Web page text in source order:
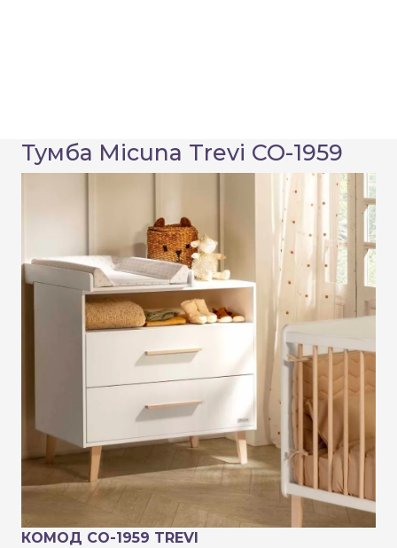
Тумба Micuna Trevi СО-1959
КОМОД CO-1959 TREVI